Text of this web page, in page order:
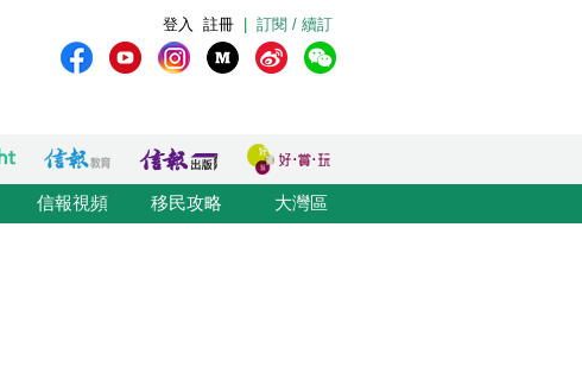
訂閱 / 續訂
註冊
登入
信報視頻 移民攻略 大灣區